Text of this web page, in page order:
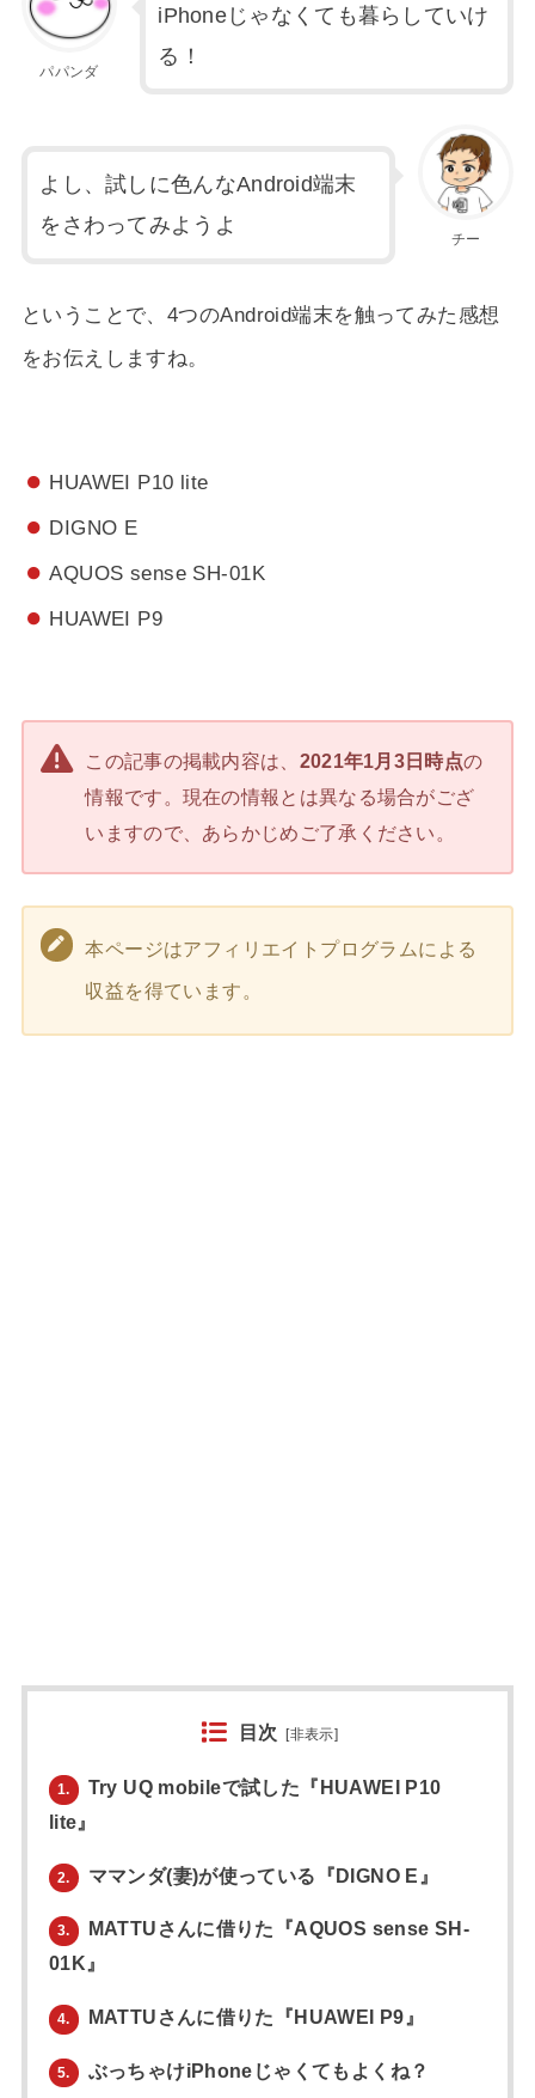
パパンダ
iPhoneじゃなくても暮らしていけ
る！
チー
よし、試しに色んなAndroid端末
をさわってみようよ
ということで、4つのAndroid端末を触ってみた感想
をお伝えしますね。
HUAWEI P10 lite
DIGNO E
AQUOS sense SH-01K
HUAWEI P9
この記事の掲載内容は、 2021年1月3日時点の
情報です。現在の情報とは異なる場合がござ
いますので、あらかじめご了承ください。
本ページはアフィリエイトプログラムによる
収益を得ています。
目次 [非表示]
1.
Try UQ mobileで試した『HUAWEI P10
lite』
2. ママンダ(妻)が使っている『DIGNO E』
3.
MATTUさんに借りた『AQUOS sense SH-
01K』
4. MATTUさんに借りた『HUAWEI P9』
5. ぶっちゃけiPhoneじゃくてもよくね？